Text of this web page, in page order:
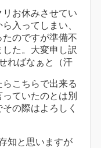
お休みさせてい
入ってしまい、
のですが準備不
た。大変申し訳
ればなぁと（汗
こちらで出来る
ていたのとは別
の際はよろしく
知と思いますが